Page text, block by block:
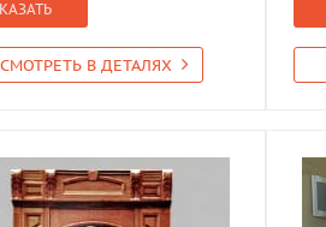
В ДЕТАЛЯХ